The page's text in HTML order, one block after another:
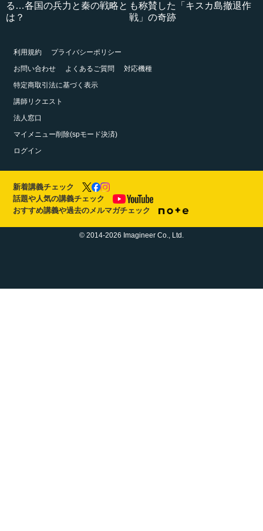
る…各国の兵力と秦の戦略と
は？
も称賛した「キスカ島撤退作
戦」の奇跡
利用規約
プライバシーポリシー
お問い合わせ
よくあるご質問
対応機種
特定商取引法に基づく表示
講師リクエスト
法人窓口
マイメニュー削除(spモード決済)
ログイン
新着講義チェック
話題や人気の講義チェック
おすすめ講義や過去のメルマガチェック
© 2014-2026 Imagineer Co., Ltd.